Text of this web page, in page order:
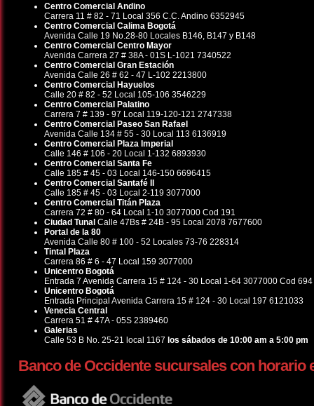
Centro Comercial Andino
Carrera 11 # 82 - 71 Local 356 C.C. Andino 6352945
Centro Comercial Calima Bogotá
Avenida Calle 19 No.28-80 Locales B146, B147 y B148
Centro Comercial Centro Mayor
Avenida Carrera 27 # 38A - 01S L-1021 7340522
Centro Comercial Gran Estación
Avenida Calle 26 # 62 - 47 L-102 2213800
Centro Comercial Hayuelos
Calle 20 # 82 - 52 Local 105-106 3546229
Centro Comercial Palatino
Carrera 7 # 139 - 97 Local 119-120-121 2747338
Centro Comercial Paseo San Rafael
Avenida Calle 134 # 55 - 30 Local 113 6136919
Centro Comercial Plaza Imperial
Calle 146 # 106 - 20 Local 1-132 6893930
Centro Comercial Santa Fe
Calle 185 # 45 - 03 Local 146-150 6696415
Centro Comercial Santafé II
Calle 185 # 45 - 03 Local 2-119 3077000
Centro Comercial Titán Plaza
Carrera 72 # 80 - 64 Local 1-10 3077000 Cod 191
Ciudad Tunal Calle 47Bs # 24B - 95 Local 2078 7677600
Portal de la 80
Avenida Calle 80 # 100 - 52 Locales 73-76 228314
Tintal Plaza
Carrera 86 # 6 - 47 Local 159 3077000
Unicentro Bogotá
Entrada 7 Avenida Carrera 15 # 124 - 30 Local 1-64 3077000 Cod 694
Unicentro Bogotá
Entrada Principal Avenida Carrera 15 # 124 - 30 Local 197 6121033
Venecia Central
Carrera 51 # 47A - 05S 2389460
Galerias
Calle 53 B No. 25-21 local 1167 los sábados de 10:00 am a 5:00 pm
Banco de Occidente sucursales con horario